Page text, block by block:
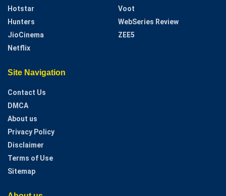
Hotstar
Hunters
JioCinema
Netflix
Voot
WebSeries Review
ZEE5
Site Navigation
Contact Us
DMCA
About us
Privacy Policy
Disclaimer
Terms of Use
Sitemap